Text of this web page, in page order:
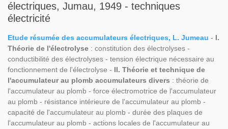
électriques, Jumau, 1949 - techniques
électricité
Etude résumée des accumulateurs électriques, L. Jumeau - I.
Théorie de l'électrolyse : constitution des électrolyses -
conductibilité des électrolyses - tension électrique nécessaire au
fonctionnement de l'électrolyse - II. Théorie et technique de
l'accumulateur au plomb accumulateurs divers : théorie de
l'accumulateur au plomb - force électromotrice de l'accumulateur
au plomb - résistance intérieure de l'accumulateur au plomb -
capacité de l'accumulateur au plomb - durée des plaques de
l'accumulateur au plomb - actions locales de l'accumulateur au